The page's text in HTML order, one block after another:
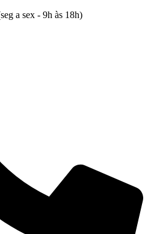
a sex - 9h às 18h)